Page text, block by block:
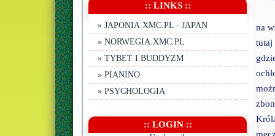
na
:: LINKS ::
» JAPONIA.XMC.PL - JAPAN
» NORWEGIA.XMC.PL
» TYBET I BUDDYZM
» PIANINO
» PSYCHOLOGIA
:: LOGIN ::